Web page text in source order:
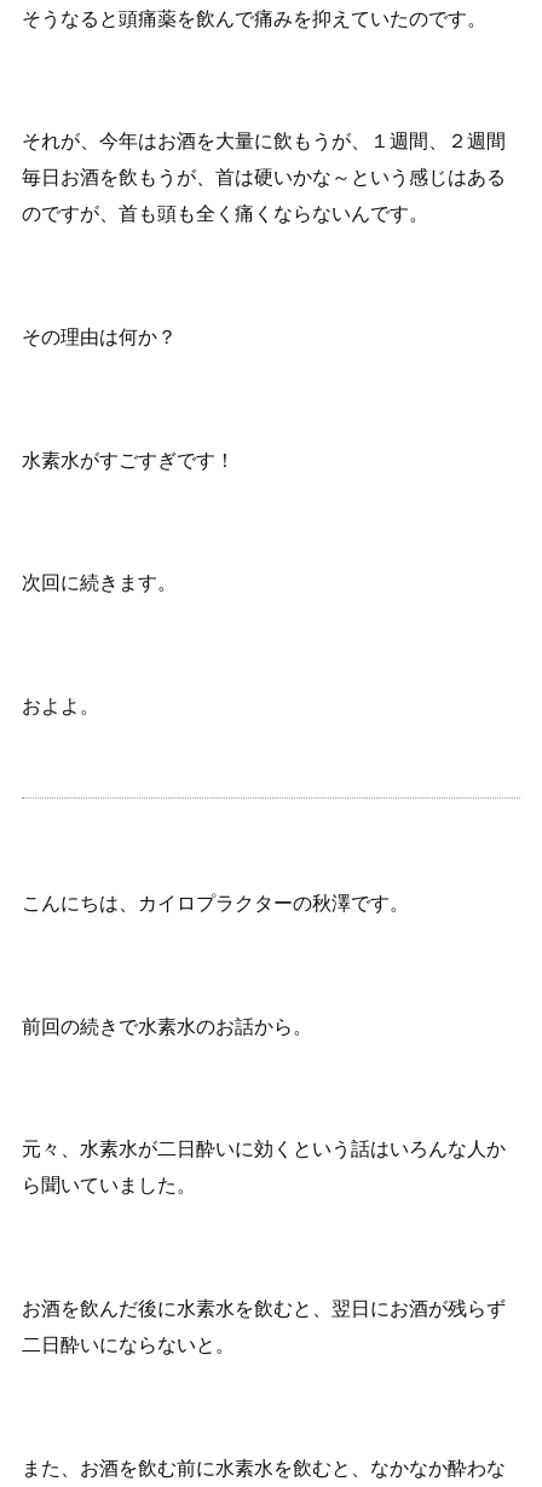
そうなると頭痛薬を飲んで痛みを抑えていたのです。
それが、今年はお酒を大量に飲もうが、１週間、２週間
毎日お酒を飲もうが、首は硬いかな～という感じはある
のですが、首も頭も全く痛くならないんです。
その理由は何か？
水素水がすごすぎです！
次回に続きます。
およよ。
こんにちは、カイロプラクターの秋澤です。
前回の続きで水素水のお話から。
元々、水素水が二日酔いに効くという話はいろんな人か
ら聞いていました。
お酒を飲んだ後に水素水を飲むと、翌日にお酒が残らず
二日酔いにならないと。
また、お酒を飲む前に水素水を飲むと、なかなか酔わな